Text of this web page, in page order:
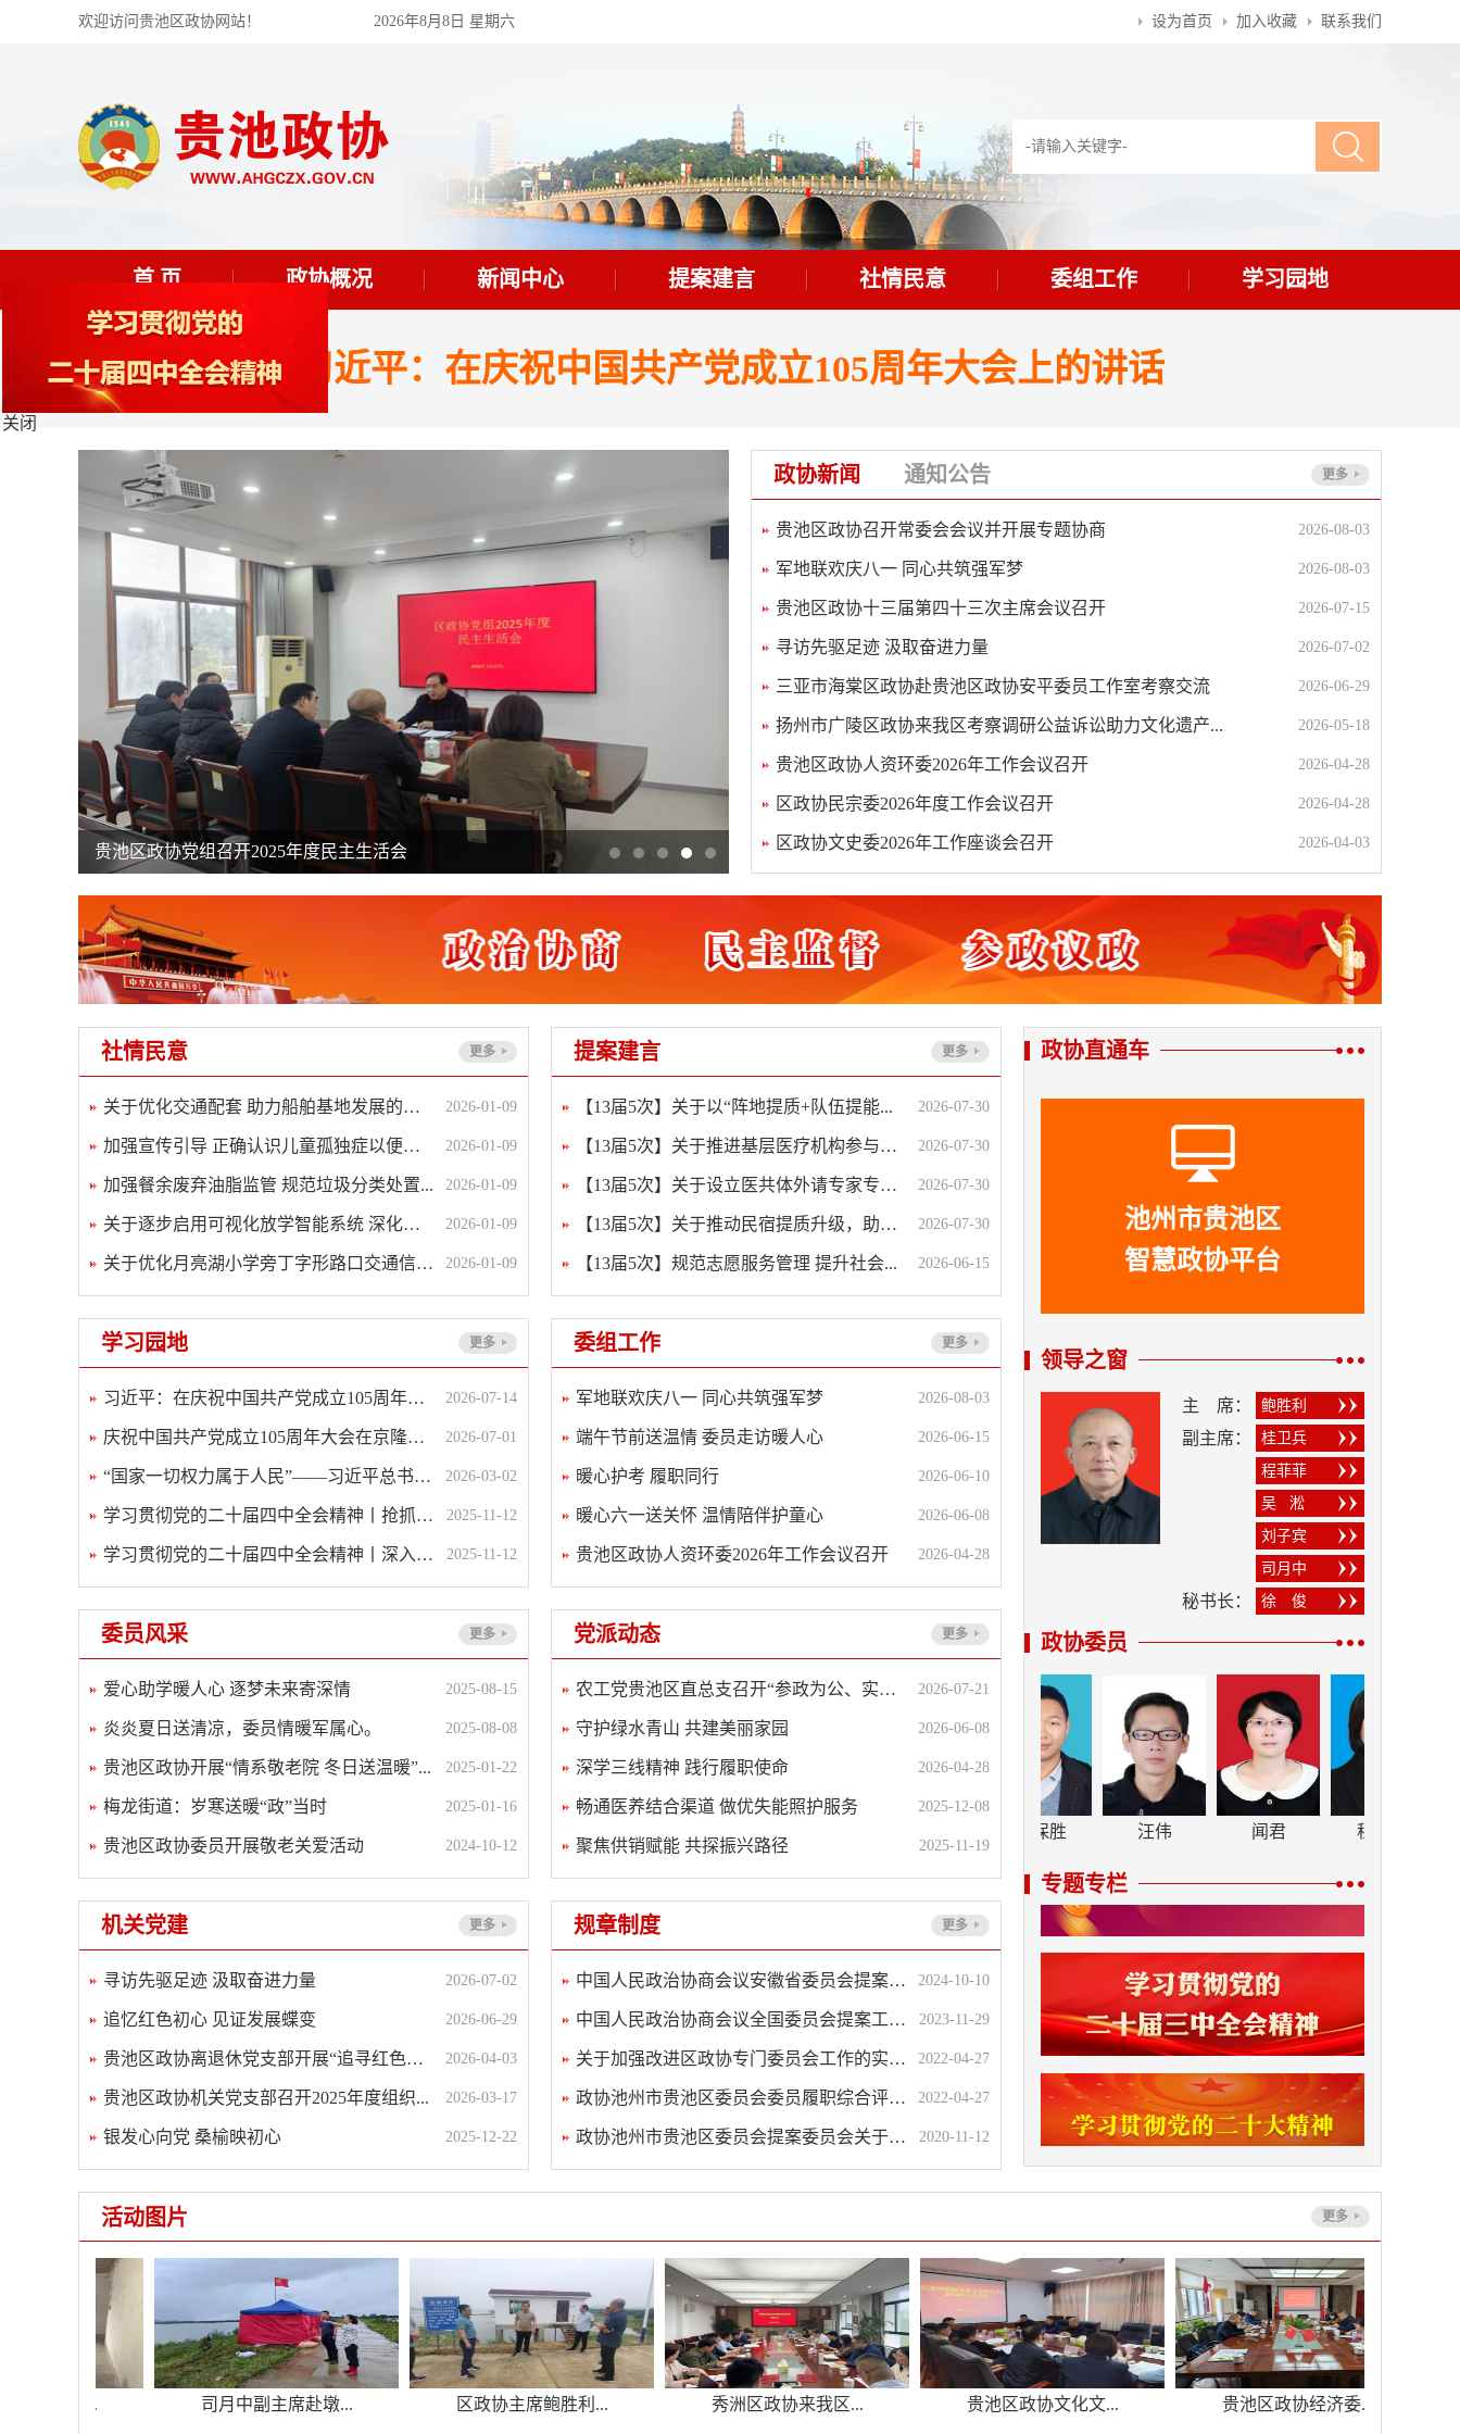
欢迎访问贵池区政协网站！ 2026年8月8日 星期六 设为首页 加入收藏 联系我们
首 页 政协概况 新闻中心 提案建言 社情民意 委组工作 学习园地
习近平：在庆祝中国共产党成立105周年大会上的讲话
贵池区政协党组召开2025年度民主生活会
政协新闻 更多
通知公告
2026-08-03
贵池区政协召开常委会会议并开展专题协商
2026-08-03
军地联欢庆八一 同心共筑强军梦
2026-07-15
贵池区政协十三届第四十三次主席会议召开
2026-07-02
寻访先驱足迹 汲取奋进力量
2026-06-29
三亚市海棠区政协赴贵池区政协安平委员工作室考察交流
2026-05-18
扬州市广陵区政协来我区考察调研公益诉讼助力文化遗产...
2026-04-28
贵池区政协人资环委2026年工作会议召开
2026-04-28
区政协民宗委2026年度工作会议召开
2026-04-03
区政协文史委2026年工作座谈会召开
社情民意 更多
2026-01-09
关于优化交通配套 助力船舶基地发展的建议
2026-01-09
加强宣传引导 正确认识儿童孤独症以便诊断...
2026-01-09
加强餐余废弃油脂监管 规范垃圾分类处置...
2026-01-09
关于逐步启用可视化放学智能系统 深化智慧...
2026-01-09
关于优化月亮湖小学旁丁字形路口交通信号灯...
提案建言 更多
2026-07-30
【13届5次】关于以“阵地提质+队伍提能...
2026-07-30
【13届5次】关于推进基层医疗机构参与社...
2026-07-30
【13届5次】关于设立医共体外请专家专项...
2026-07-30
【13届5次】关于推动民宿提质升级，助力...
2026-06-15
【13届5次】规范志愿服务管理 提升社会...
学习园地 更多
2026-07-14
习近平：在庆祝中国共产党成立105周年大...
2026-07-01
庆祝中国共产党成立105周年大会在京隆重...
2026-03-02
“国家一切权力属于人民”——习近平总书记...
2025-11-12
学习贯彻党的二十届四中全会精神丨抢抓机遇...
2025-11-12
学习贯彻党的二十届四中全会精神丨深入学习...
委组工作 更多
2026-08-03
军地联欢庆八一 同心共筑强军梦
2026-06-15
端午节前送温情 委员走访暖人心
2026-06-10
暖心护考 履职同行
2026-06-08
暖心六一送关怀 温情陪伴护童心
2026-04-28
贵池区政协人资环委2026年工作会议召开
委员风采 更多
2025-08-15
爱心助学暖人心 逐梦未来寄深情
2025-08-08
炎炎夏日送清凉，委员情暖军属心。
2025-01-22
贵池区政协开展“情系敬老院 冬日送温暖”...
2025-01-16
梅龙街道：岁寒送暖“政”当时
2024-10-12
贵池区政协委员开展敬老关爱活动
党派动态 更多
2026-07-21
农工党贵池区直总支召开“参政为公、实干为...
2026-06-08
守护绿水青山 共建美丽家园
2026-04-28
深学三线精神 践行履职使命
2025-12-08
畅通医养结合渠道 做优失能照护服务
2025-11-19
聚焦供销赋能 共探振兴路径
机关党建 更多
2026-07-02
寻访先驱足迹 汲取奋进力量
2026-06-29
追忆红色初心 见证发展蝶变
2026-04-03
贵池区政协离退休党支部开展“追寻红色足迹...
2026-03-17
贵池区政协机关党支部召开2025年度组织...
2025-12-22
银发心向党 桑榆映初心
规章制度 更多
2024-10-10
中国人民政治协商会议安徽省委员会提案工作...
2023-11-29
中国人民政治协商会议全国委员会提案工作条...
2022-04-27
关于加强改进区政协专门委员会工作的实施...
2022-04-27
政协池州市贵池区委员会委员履职综合评价办...
2020-11-12
政协池州市贵池区委员会提案委员会关于提案...
政协直通车
池州市贵池区
智慧政协平台
领导之窗
主 席： 鲍胜利
副主席：
桂卫兵
程菲菲
吴 淞
刘子宾
司月中
秘书长： 徐 俊
政协委员
汪保胜 汪伟 闻君 程菲菲
专题专栏
活动图片 更多
司月中副主席赴墩... 区政协主席鲍胜利... 秀洲区政协来我区... 贵池区政协文化文... 贵池区政协经济委...
关闭